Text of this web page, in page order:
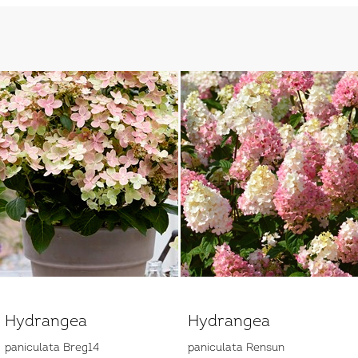
Hydrangea
paniculata Breg14
Hydrangea
paniculata Rensun